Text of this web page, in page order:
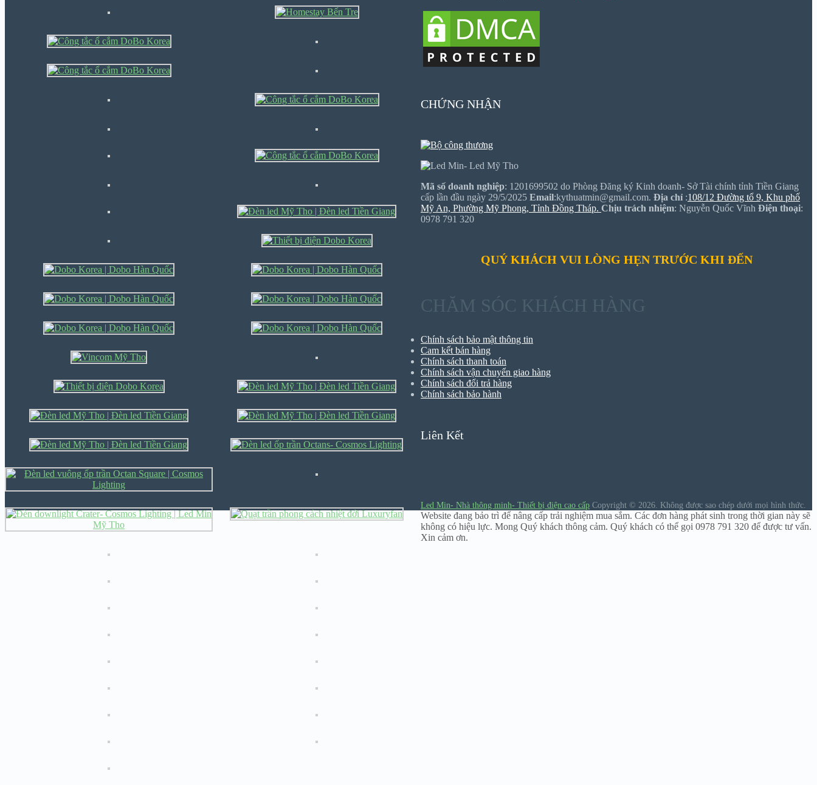
CHỨNG NHẬN
Mã số doanh nghiệp: 1201699502 do Phòng Đăng ký Kinh doanh- Sở Tài chính tỉnh Tiền Giang
cấp lần đầu ngày 29/5/2025 Email:kythuatmin@gmail.com. Địa chỉ :108/12 Đường tổ 9, Khu phố
Mỹ An, Phường Mỹ Phong, Tỉnh Đồng Tháp. Chịu trách nhiệm: Nguyễn Quốc Vĩnh Điện thoại:
0978 791 320
QUÝ KHÁCH VUI LÒNG HẸN TRƯỚC KHI ĐẾN
CHĂM SÓC KHÁCH HÀNG
Chính sách bảo mật thông tin
Cam kết bán hàng
Chính sách thanh toán
Chính sách vận chuyển giao hàng
Chính sách đổi trả hàng
Chính sách bảo hành
Liên Kết
Led Min- Nhà thông minh- Thiết bị điện cao cấp Copyright © 2026. Không được sao chép dưới mọi hình thức.
Website đang bảo trì để nâng cấp trải nghiệm mua sắm. Các đơn hàng phát sinh trong thời gian này sẽ
không có hiệu lực. Mong Quý khách thông cảm. Quý khách có thể gọi 0978 791 320 để được tư vấn.
Xin cảm ơn.